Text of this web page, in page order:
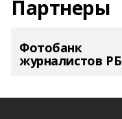
Партнеры
Фотобанк
журналистов РБ